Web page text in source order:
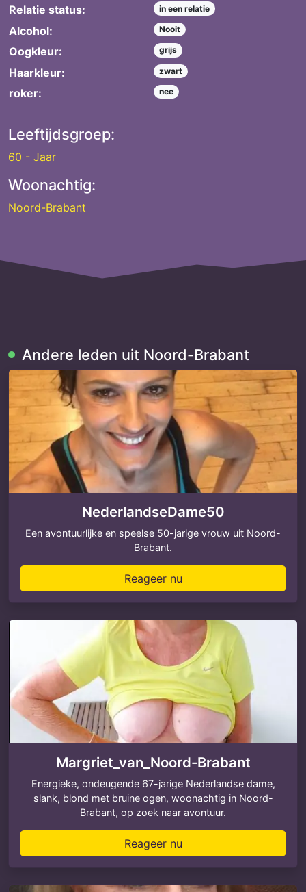
Relatie status: in een relatie
Alcohol: Nooit
Oogkleur: grijs
Haarkleur: zwart
roker: nee
Leeftijdsgroep:
60 - Jaar
Woonachtig:
Noord-Brabant
Andere leden uit Noord-Brabant
NederlandseDame50
Een avontuurlijke en speelse 50-jarige vrouw uit Noord-
Brabant.
Reageer nu
Margriet_van_Noord-Brabant
Energieke, ondeugende 67-jarige Nederlandse dame,
slank, blond met bruine ogen, woonachtig in Noord-
Brabant, op zoek naar avontuur.
Reageer nu